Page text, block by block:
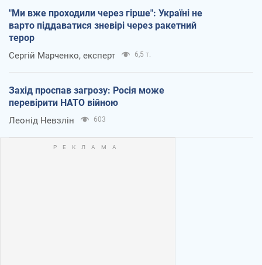
"Ми вже проходили через гірше": Україні не
варто піддаватися зневірі через ракетний
терор
Сергій Марченко, експерт 6,5 т.
Захід проспав загрозу: Росія може
перевірити НАТО війною
Леонід Невзлін 603